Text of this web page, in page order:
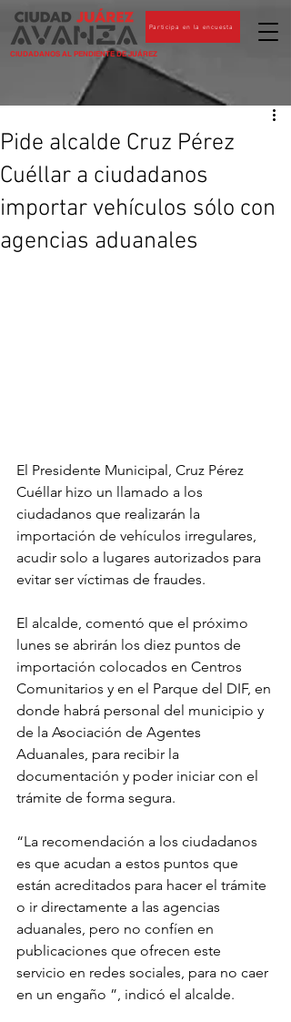
CIUDADANOS AL PENDIENTE DE JUÁREZ
Participa en la encuesta
Pide alcalde Cruz Pérez
Cuéllar a ciudadanos
importar vehículos sólo con
agencias aduanales
El Presidente Municipal, Cruz Pérez
Cuéllar hizo un llamado a los
ciudadanos que realizarán la
importación de vehículos irregulares,
acudir solo a lugares autorizados para
evitar ser víctimas de fraudes.
El alcalde, comentó que el próximo
lunes se abrirán los diez puntos de
importación colocados en Centros
Comunitarios y en el Parque del DIF, en
donde habrá personal del municipio y
de la Asociación de Agentes
Aduanales, para recibir la
documentación y poder iniciar con el
trámite de forma segura.
“La recomendación a los ciudadanos
es que acudan a estos puntos que
están acreditados para hacer el trámite
o ir directamente a las agencias
aduanales, pero no confíen en
publicaciones que ofrecen este
servicio en redes sociales, para no caer
en un engaño ”, indicó el alcalde.